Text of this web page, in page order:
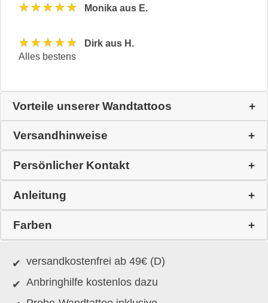
★★★★★ Monika aus E.
★★★★★
Dirk aus H.
Alles bestens
Vorteile unserer Wandtattoos
Versandhinweise
Persönlicher Kontakt
Anleitung
Farben
versandkostenfrei ab 49€ (D)
Anbringhilfe kostenlos dazu